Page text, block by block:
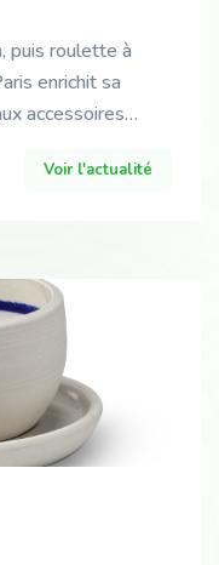
puis roulette à
enrichit sa
accessoires
Voir l'actualité